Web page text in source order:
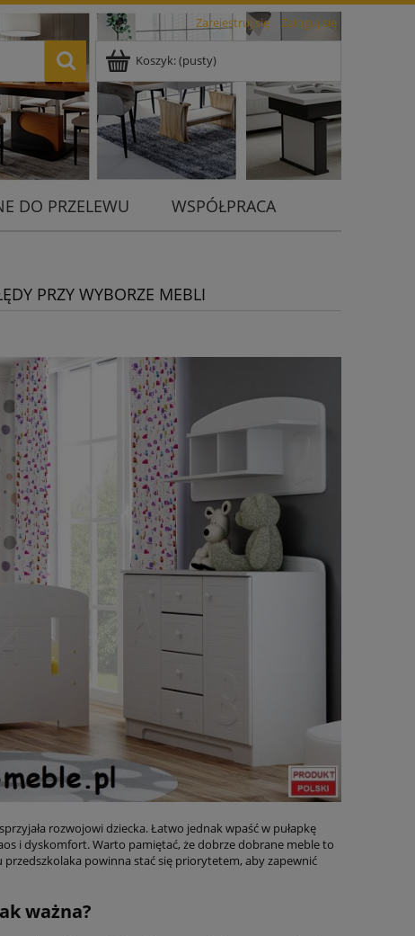
Zarejestruj się Zaloguj się
Koszyk:(pusty)
DO PRZELEWU
WSPÓŁPRACA
PRZY WYBORZE MEBLI
rozwojowi dziecka. Łatwo jednak wpaść w pułapkę
i dyskomfort. Warto pamiętać, że dobrze dobrane meble to
powinna stać się priorytetem, aby zapewnić
ważna?